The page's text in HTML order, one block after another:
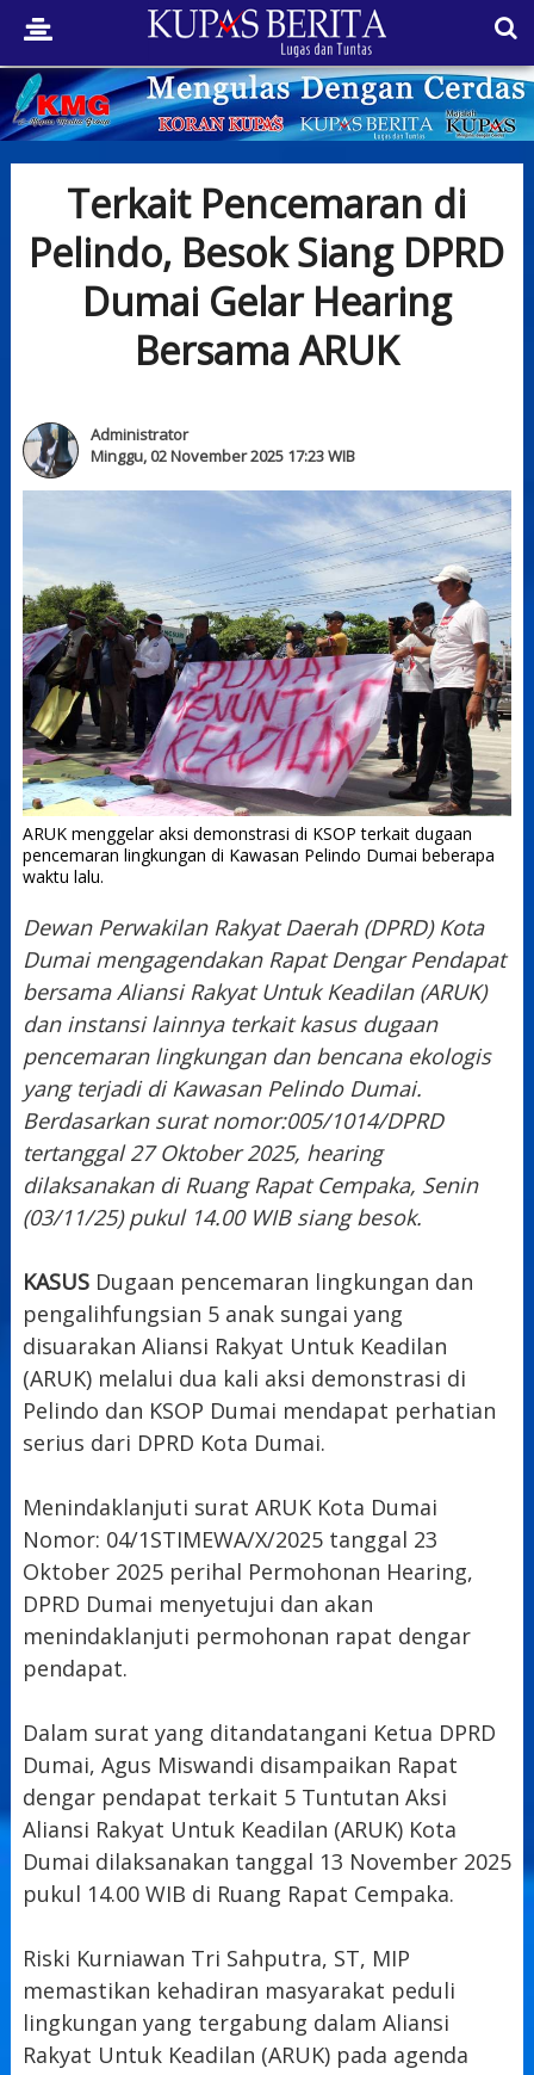
Terkait Pencemaran di
Pelindo, Besok Siang DPRD
Dumai Gelar Hearing
Bersama ARUK
Administrator
Minggu, 02 November 2025 17:23 WIB
ARUK menggelar aksi demonstrasi di KSOP terkait dugaan
pencemaran lingkungan di Kawasan Pelindo Dumai beberapa
waktu lalu.
Dewan Perwakilan Rakyat Daerah (DPRD) Kota
Dumai mengagendakan Rapat Dengar Pendapat
bersama Aliansi Rakyat Untuk Keadilan (ARUK)
dan instansi lainnya terkait kasus dugaan
pencemaran lingkungan dan bencana ekologis
yang terjadi di Kawasan Pelindo Dumai.
Berdasarkan surat nomor:005/1014/DPRD
tertanggal 27 Oktober 2025, hearing
dilaksanakan di Ruang Rapat Cempaka, Senin
(03/11/25) pukul 14.00 WIB siang besok.
KASUSDugaan pencemaran lingkungan dan
pengalihfungsian 5 anak sungai yang
disuarakan Aliansi Rakyat Untuk Keadilan
(ARUK) melalui dua kali aksi demonstrasi di
Pelindo dan KSOP Dumai mendapat perhatian
serius dari DPRD Kota Dumai.
Menindaklanjuti surat ARUK Kota Dumai
Nomor: 04/1STIMEWA/X/2025 tanggal 23
Oktober 2025 perihal Permohonan Hearing,
DPRD Dumai menyetujui dan akan
menindaklanjuti permohonan rapat dengar
pendapat.
Dalam surat yang ditandatangani Ketua DPRD
Dumai, Agus Miswandi disampaikan Rapat
dengar pendapat terkait 5 Tuntutan Aksi
Aliansi Rakyat Untuk Keadilan (ARUK) Kota
Dumai dilaksanakan tanggal 13 November 2025
pukul 14.00 WIB di Ruang Rapat Cempaka.
Riski Kurniawan Tri Sahputra, ST, MIP
memastikan kehadiran masyarakat peduli
lingkungan yang tergabung dalam Aliansi
Rakyat Untuk Keadilan (ARUK) pada agenda